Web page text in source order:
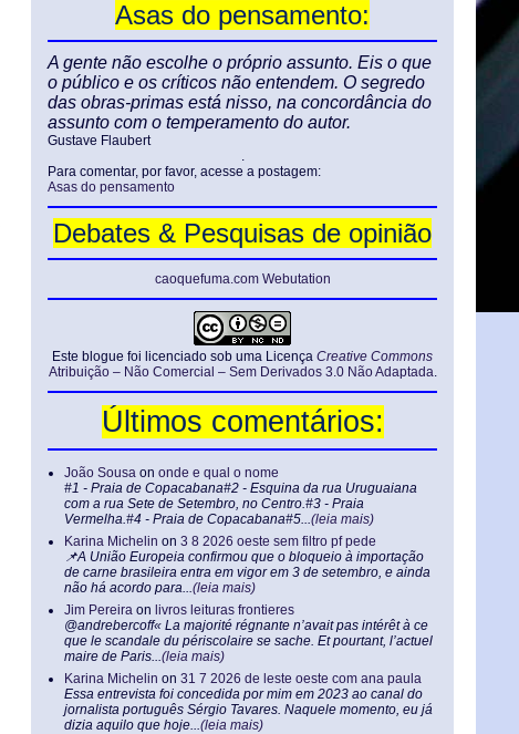
Asas do pensamento:
A gente não escolhe o próprio assunto. Eis o que
o público e os críticos não entendem. O segredo
das obras-primas está nisso, na concordância do
assunto com o temperamento do autor.
Gustave Flaubert
.
Para comentar, por favor, acesse a postagem:
Asas do pensamento
Debates & Pesquisas de opinião
caoquefuma.com Webutation
Este blogue foi licenciado sob uma Licença Creative Commons
Atribuição – Não Comercial – Sem Derivados 3.0 Não Adaptada.
Últimos comentários:
João Sousa on onde e qual o nome
#1 - Praia de Copacabana#2 - Esquina da rua Uruguaiana
com a rua Sete de Setembro, no Centro.#3 - Praia
Vermelha.#4 - Praia de Copacabana#5...(leia mais)
Karina Michelin on 3 8 2026 oeste sem filtro pf pede
📌A União Europeia confirmou que o bloqueio à importação
de carne brasileira entra em vigor em 3 de setembro, e ainda
não há acordo para...(leia mais)
Jim Pereira on livros leituras frontieres
@andrebercoff« La majorité régnante n’avait pas intérêt à ce
que le scandale du périscolaire se sache. Et pourtant, l’actuel
maire de Paris...(leia mais)
Karina Michelin on 31 7 2026 de leste oeste com ana paula
Essa entrevista foi concedida por mim em 2023 ao canal do
jornalista português Sérgio Tavares. Naquele momento, eu já
dizia aquilo que hoje...(leia mais)